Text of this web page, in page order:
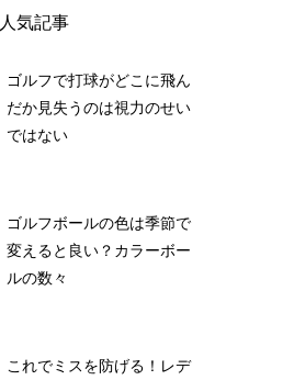
人気記事
ゴルフで打球がどこに飛ん
だか見失うのは視力のせい
ではない
ゴルフボールの色は季節で
変えると良い？カラーボー
ルの数々
これでミスを防げる！レデ